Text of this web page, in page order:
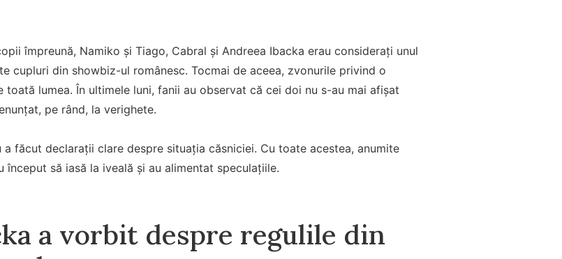
împreună, Namiko și Tiago, Cabral și Andreea Ibacka erau considerați unul
cupluri din showbiz-ul românesc. Tocmai de aceea, zvonurile privind o
toată lumea. În ultimele luni, fanii au observat că cei doi nu s-au mai afișat
pe rând, la verighete.
a făcut declarații clare despre situația căsniciei. Cu toate acestea, anumite
să iasă la iveală și au alimentat speculațiile.
a vorbit despre regulile din